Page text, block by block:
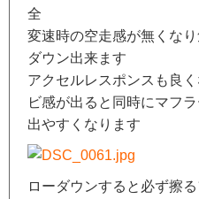
全
変速時の空走感が無くな
ダウン出来ます
アクセルレスポンスも良
ビ感が出ると同時にマフ
出やすくなります
ローダウンすると必ず擦